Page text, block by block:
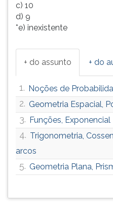
c) 10
d) 9
*e) inexistente
+ do assunto + do
1. Noções de
2. Geometria Espacial,
3. Funções, Exponencial
4. Trigonometria,
arcos
5. Geometria Plana,